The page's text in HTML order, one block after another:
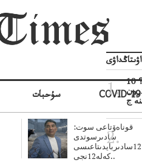
سۇحبات COVID-19
قوناەۆتاعى سوت:
سادىرسوتدى
12سادىربايدىتاعىسى
كەلە12نجى..
10 كۇندە نە وزنەردىوزگەردى؟